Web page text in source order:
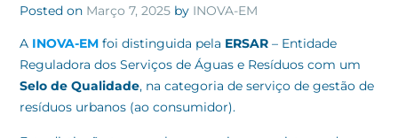
Posted on Março 7, 2025 by INOVA-EM
A INOVA-EM foi distinguida pela ERSAR – Entidade
Reguladora dos Serviços de Águas e Resíduos com um
Selo de Qualidade, na categoria de serviço de gestão de
resíduos urbanos (ao consumidor).